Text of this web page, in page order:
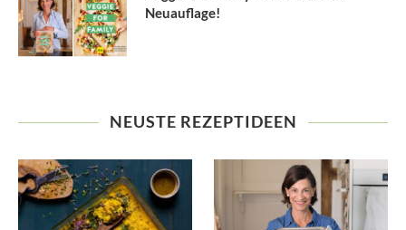
Neuauflage!
NEUSTE REZEPTIDEEN